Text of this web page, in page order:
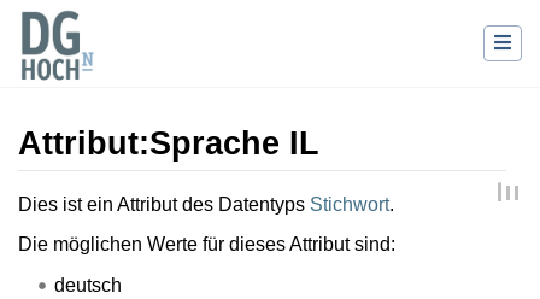
Attribut:Sprache IL
Wechseln zu:Navigation,Suche
Dies ist ein Attribut des Datentyps Stichwort.
Die möglichen Werte für dieses Attribut sind:
deutsch